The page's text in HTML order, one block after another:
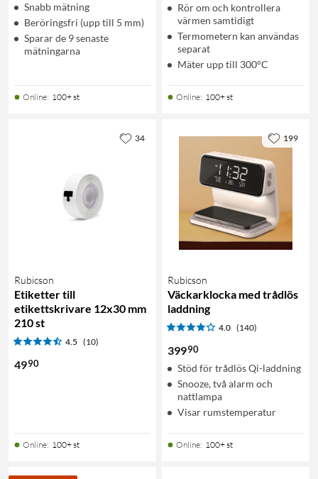
Snabb mätning
Beröringsfri (upp till 5 mm)
Sparar de 9 senaste
mätningarna
Online: 100+ st
Rör om och kontrollera
värmen samtidigt
Termometern kan användas
separat
Mäter upp till 300°C
Online: 100+ st
Rubicson
Etiketter till
etikettskrivare 12x30 mm
210 st
4.5 (10)
4990
Online: 100+ st
34
Rubicson
Väckarklocka med trådlös
laddning
4.0 (140)
39990
Stöd för trådlös Qi-laddning
Snooze, två alarm och
nattlampa
Visar rumstemperatur
Online: 100+ st
199